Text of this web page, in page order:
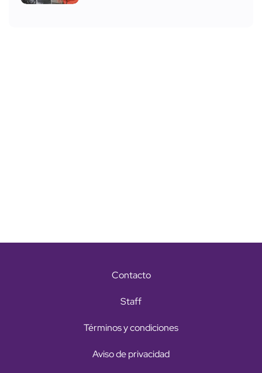
Contacto
Staff
Términos y condiciones
Aviso de privacidad